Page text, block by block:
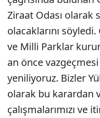
Ziraat Odası olarak
olacaklarını
ve Milli Parklar
an önce
yeniliyoruz. Bizler
olarak bu karardan
çalışmalarımızı ve